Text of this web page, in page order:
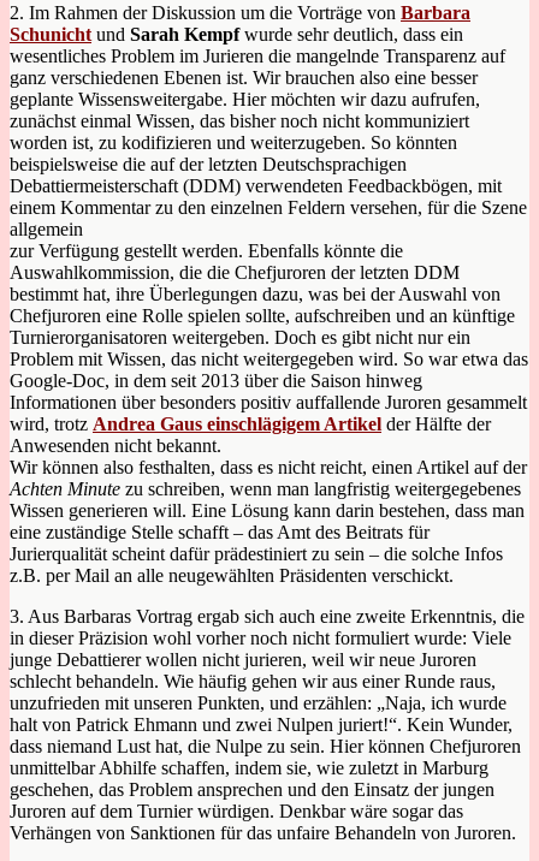
2. Im Rahmen der Diskussion um die Vorträge von Barbara
Schunicht und Sarah Kempfwurde sehr deutlich, dass ein
wesentliches Problem im Jurieren die mangelnde Transparenz auf
ganz verschiedenen Ebenen ist. Wir brauchen also eine besser
geplante Wissensweitergabe. Hier möchten wir dazu aufrufen,
zunächst einmal Wissen, das bisher noch nicht kommuniziert
worden ist, zu kodifizieren und weiterzugeben. So könnten
beispielsweise die auf der letzten Deutschsprachigen
Debattiermeisterschaft (DDM) verwendeten Feedbackbögen, mit
einem Kommentar zu den einzelnen Feldern versehen, für die Szene
allgemein
zur Verfügung gestellt werden. Ebenfalls könnte die
Auswahlkommission, die die Chefjuroren der letzten DDM
bestimmt hat, ihre Überlegungen dazu, was bei der Auswahl von
Chefjuroren eine Rolle spielen sollte, aufschreiben und an künftige
Turnierorganisatoren weitergeben. Doch es gibt nicht nur ein
Problem mit Wissen, das nicht weitergegeben wird. So war etwa das
Google-Doc, in dem seit 2013 über die Saison hinweg
Informationen über besonders positiv auffallende Juroren gesammelt
wird, trotz Andrea Gaus einschlägigem Artikel der Hälfte der
Anwesenden nicht bekannt.
Wir können also festhalten, dass es nicht reicht, einen Artikel auf der
Achten Minute zu schreiben, wenn man langfristig weitergegebenes
Wissen generieren will. Eine Lösung kann darin bestehen, dass man
eine zuständige Stelle schafft – das Amt des Beitrats für
Jurierqualität scheint dafür prädestiniert zu sein – die solche Infos
z.B. per Mail an alle neugewählten Präsidenten verschickt.
3. Aus Barbaras Vortrag ergab sich auch eine zweite Erkenntnis, die
in dieser Präzision wohl vorher noch nicht formuliert wurde: Viele
junge Debattierer wollen nicht jurieren, weil wir neue Juroren
schlecht behandeln. Wie häufig gehen wir aus einer Runde raus,
unzufrieden mit unseren Punkten, und erzählen: „Naja, ich wurde
halt von Patrick Ehmann und zwei Nulpen juriert!“. Kein Wunder,
dass niemand Lust hat, die Nulpe zu sein. Hier können Chefjuroren
unmittelbar Abhilfe schaffen, indem sie, wie zuletzt in Marburg
geschehen, das Problem ansprechen und den Einsatz der jungen
Juroren auf dem Turnier würdigen. Denkbar wäre sogar das
Verhängen von Sanktionen für das unfaire Behandeln von Juroren.